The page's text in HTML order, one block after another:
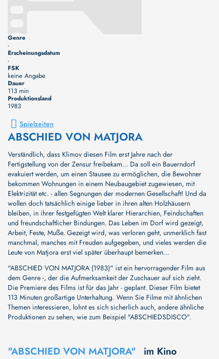
Genre
-
Erscheinungsdatum
-
FSK
keine Angabe
Dauer
113 min
Produktionsland
1983
Spielzeiten
ABSCHIED VON MATJORA
Verständlich, dass Klimov diesen Film erst Jahre nach der
Fertigstellung von der Zensur freibekam... Da soll ein Bauerndorf
evakuiert werden, um einen Stausee zu ermöglichen, die Bewohner
bekommen Wohnungen in einem Neubaugebiet zugewiesen, mit
Elektrizität etc. - allen Segnungen der modernen Gesellschaft! Und da
wollen doch tatsächlich einige lieber in ihren alten Holzhäusern
bleiben, in ihrer festgefügten Welt klarer Hierarchien, Feindschaften
und freundschaftlicher Bindungen. Das Leben im Dorf wird gezeigt,
Arbeit, Feste, Muße. Gezeigt wird, was verloren geht, unmerklich fast
manchmal, manches mit Freuden aufgegeben, und vieles werden die
Leute von Matjora erst viel später überhaupt bemerken...
"ABSCHIED VON MATJORA (1983)" ist ein hervorragender Film aus
dem Genre -, der die Aufmerksamkeit der Zuschauer auf sich zieht.
Die Premiere des Films ist für das Jahr - geplant. Dieser Film bietet
113 Minuten großartige Unterhaltung. Wenn Sie Filme mit ähnlichen
Themen interessieren, lohnt es sich sicherlich auch, andere ähnliche
Produktionen zu sehen, wie zum Beispiel "ABSCHIEDSDISCO".
"ABSCHIED VON MATJORA" im Kino